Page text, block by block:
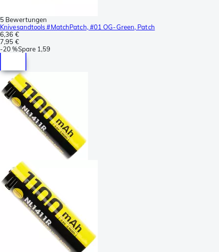
5 Bewertungen
Knivesandtools #MatchPatch, #01 OG-Green, Patch
6,36 €
7,95 €
-20 %Spare 1,59